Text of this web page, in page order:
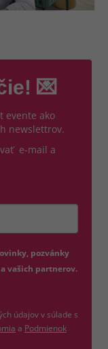
💌
evente ako
newslettrov.
e-mail a
pozvánky
vašich partnerov.
údajov v súlade s
(otvorí sa v novom okne)
a Podmienok